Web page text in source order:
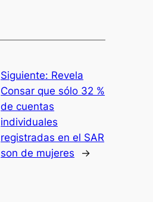
Siguiente: Revela
Consar que sólo 32 %
de cuentas
individuales
registradas en el SAR
son de mujeres
→